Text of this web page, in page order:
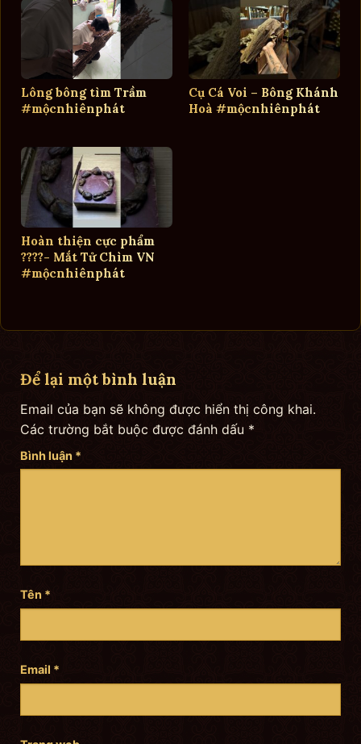
Lông bông tìm Trầm
#mộcnhiênphát
Cụ Cá Voi – Bông Khánh
Hoà #mộcnhiênphát
Hoàn thiện cực phẩm
????- Mắt Tử Chìm VN
#mộcnhiênphát
Để lại một bình luận
Email của bạn sẽ không được hiển thị công khai.
Các trường bắt buộc được đánh dấu *
Bình luận *
Tên *
Email *